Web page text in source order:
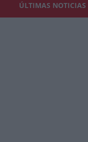
ÚLTIMAS NOTICIAS